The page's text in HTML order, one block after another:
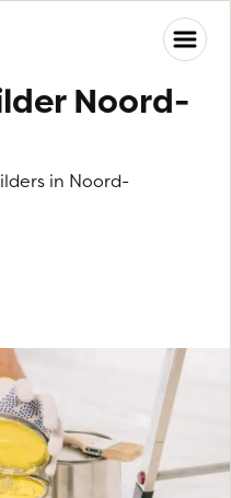
Noord-
in Noord-